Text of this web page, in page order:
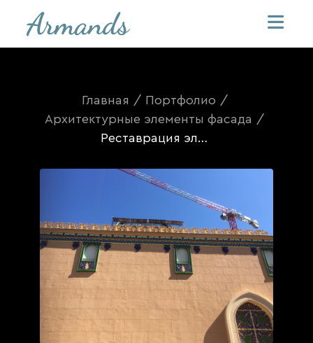
Главная / Портфолио /
Архитектурные элементы фасада /
Реставрация элементов фриза павильона Казахстан на ВДНХ в г. Москва